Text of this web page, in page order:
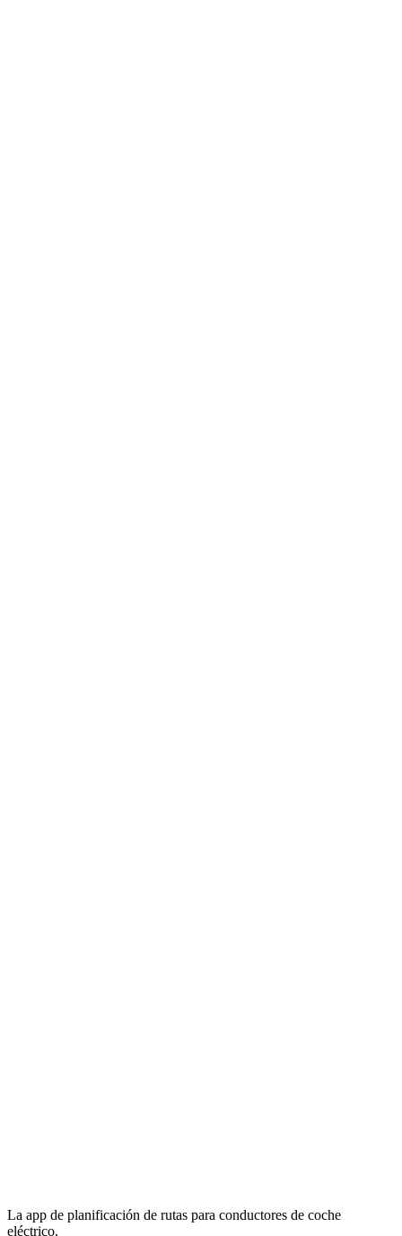
La app de planificación de rutas para conductores de coche
eléctrico.